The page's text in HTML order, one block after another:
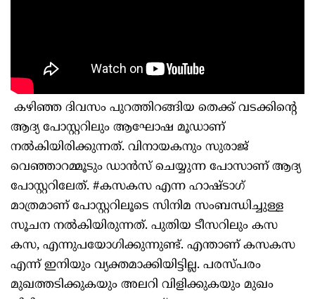
കഴിഞ്ഞ ദിവസം പുറത്തിറങ്ങിയ തെക്ക് വടക്കിന്റെ
ആദ്യ പോസ്റ്ററിലും ആഘോഷ മൂഡാണ്
നൽകിയിരിക്കുന്നത്. വിനായകനും സുരാജ്
വെഞ്ഞാറമ്മൂടും ഡാൻസ് ചെയ്യുന്ന പോസാണ് ആദ്യ
പോസ്റ്ററിലേത്. #കസകസ എന്ന ഹാഷ്ടാഗ്
മാത്രമാണ് പോസ്റ്ററിലൂടെ സിനിമ സംബന്ധിച്ചുള്ള
സൂചന നൽകിയിരുന്നത്. പുതിയ ടീസറിലും കസ
കസ, എന്നുപയോഗിക്കുന്നുണ്ട്. എന്താണ് കസകസ
എന്ന് ഇനിയും വ്യക്തമാക്കിയിട്ടില്ല. പരസ്പരം
മുഖത്തടിക്കുകയും അലറി വിളിക്കുകയും മുഖം